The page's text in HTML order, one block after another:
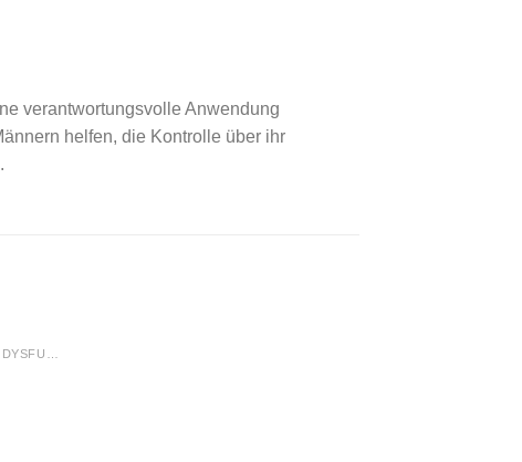
verantwortungsvolle Anwendung
helfen, die Kontrolle über ihr